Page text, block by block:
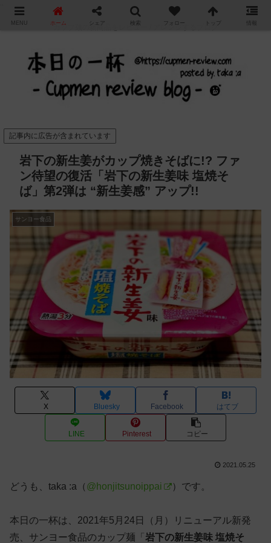
カップ麺の新商品をレビュー / アレンジするブログ
記事内に広告が含まれています
岩下の新生姜がカップ焼きそばに!? ファ
ン待望の復活「岩下の新生姜味 塩焼そ
ば」第2弾は “新生姜感” アップ!!
サンヨー食品
X Bluesky Facebook はてブ
LINE Pinterest コピー
2021.05.25
どうも、taka :a（ @honjitsunoippai ）です。
本日の一杯は、2021年5月24日（月）リニューアル新発
売、サンヨー食品のカップ麺「 岩下の新生姜味 塩焼そ
MENU ホーム シェア 検索 フォロー トップ 情報